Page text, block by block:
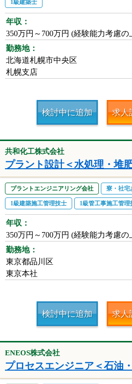
1級建築士
年収：
350万円～700万円 (経験能力考慮の
勤務地：
北海道札幌市中央区
札幌支店
検討中に追加 求人
共和化工株式会社
プラント設計＜水処理・堆
プラントエンジニアリング会社 寮・社宅
1級建築施工管理技士 1級管工事施工管理
年収：
350万円～700万円 (経験能力考慮の
勤務地：
東京都品川区
東京本社
検討中に追加 求人
ENEOS株式会社
プロセスエンジニア＜石油